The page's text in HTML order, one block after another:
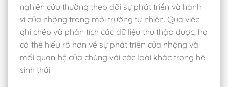
nghiên cứu thường theo dõi sự phát triển và hành
vi của nhộng trong môi trường tự nhiên. Qua việc
ghi chép và phân tích các dữ liệu thu thập được, họ
có thể hiểu rõ hơn về sự phát triển của nhộng và
mối quan hệ của chúng với các loài khác trong hệ
sinh thái.